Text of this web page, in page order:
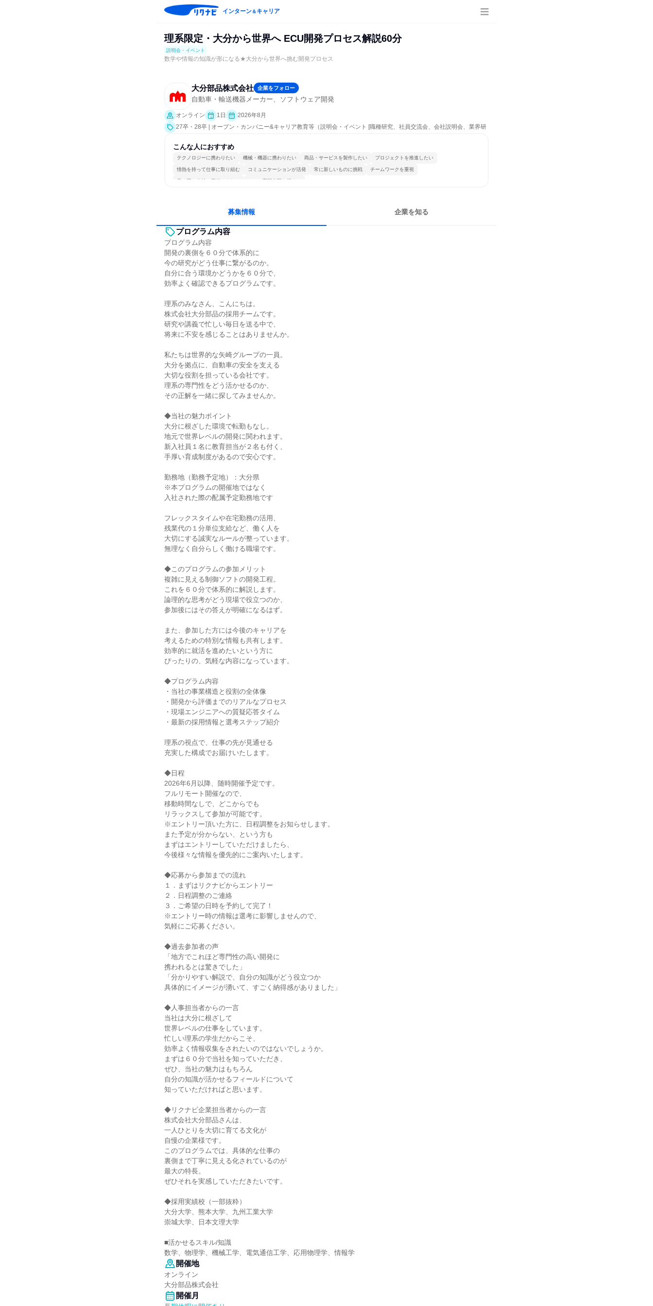
インターン＆キャリア
理系限定・大分から世界へ ECU開発プロセス解説60分
説明会・イベント
数学や情報の知識が形になる★大分から世界へ挑む開発プロセス
大分部品株式会社 企業をフォロー
自動車・輸送機器メーカー、ソフトウェア開発
オンライン 1日
2026年8月
27卒・28卒 | オープン・カンパニー&キャリア教育等（説明会・イベント [職種研究、社員交流会、会社説明会、業界研
こんな人におすすめ
テクノロジーに携わりたい 機械・機器に携わりたい 商品・サービスを製作したい プロジェクトを推進したい
情熱を持って仕事に取り組む コミュニケーションが活発 常に新しいものに挑戦 チームワークを重視
長く同じ会社に居続けられる 一つの専門分野を極める
募集情報 企業を知る
プログラム内容
プログラム内容
開発の裏側を６０分で体系的に
今の研究がどう仕事に繋がるのか。
自分に合う環境かどうかを６０分で、
効率よく確認できるプログラムです。
理系のみなさん、こんにちは。
株式会社大分部品の採用チームです。
研究や講義で忙しい毎日を送る中で、
将来に不安を感じることはありませんか。
私たちは世界的な矢崎グループの一員。
大分を拠点に、自動車の安全を支える
大切な役割を担っている会社です。
理系の専門性をどう活かせるのか、
その正解を一緒に探してみませんか。
◆当社の魅力ポイント
大分に根ざした環境で転勤もなし。
地元で世界レベルの開発に関われます。
新入社員１名に教育担当が２名も付く、
手厚い育成制度があるので安心です。
勤務地（勤務予定地）：大分県
※本プログラムの開催地ではなく
入社された際の配属予定勤務地です
フレックスタイムや在宅勤務の活用、
残業代の１分単位支給など、働く人を
大切にする誠実なルールが整っています。
無理なく自分らしく働ける職場です。
◆このプログラムの参加メリット
複雑に見える制御ソフトの開発工程。
これを６０分で体系的に解説します。
論理的な思考がどう現場で役立つのか、
参加後にはその答えが明確になるはず。
また、参加した方には今後のキャリアを
考えるための特別な情報も共有します。
効率的に就活を進めたいという方に
ぴったりの、気軽な内容になっています。
◆プログラム内容
・当社の事業構造と役割の全体像
・開発から評価までのリアルなプロセス
・現場エンジニアへの質疑応答タイム
・最新の採用情報と選考ステップ紹介
理系の視点で、仕事の先が見通せる
充実した構成でお届けいたします。
◆日程
2026年6月以降、随時開催予定です。
フルリモート開催なので、
移動時間なしで、どこからでも
リラックスして参加が可能です。
※エントリー頂いた方に、日程調整をお知らせします。
また予定が分からない、という方も
まずはエントリーしていただけましたら、
今後様々な情報を優先的にご案内いたします。
◆応募から参加までの流れ
１．まずはリクナビからエントリー
２．日程調整のご連絡
３．ご希望の日時を予約して完了！
※エントリー時の情報は選考に影響しませんので、
気軽にご応募ください。
◆過去参加者の声
「地方でこれほど専門性の高い開発に
携われるとは驚きでした」
「分かりやすい解説で、自分の知識がどう役立つか
具体的にイメージが湧いて、すごく納得感がありました」
◆人事担当者からの一言
当社は大分に根ざして
世界レベルの仕事をしています。
忙しい理系の学生だからこそ、
効率よく情報収集をされたいのではないでしょうか。
まずは６０分で当社を知っていただき、
ぜひ、当社の魅力はもちろん
自分の知識が活かせるフィールドについて
知っていただければと思います。
◆リクナビ企業担当者からの一言
株式会社大分部品さんは、
一人ひとりを大切に育てる文化が
自慢の企業様です。
このプログラムでは、具体的な仕事の
裏側まで丁寧に見える化されているのが
最大の特長。
ぜひそれを実感していただきたいです。
◆採用実績校（一部抜粋）
大分大学、熊本大学、九州工業大学
崇城大学、日本文理大学
■活かせるスキル/知識
数学、物理学、機械工学、電気通信工学、応用物理学、情報学
開催地
オンライン
大分部品株式会社
開催月